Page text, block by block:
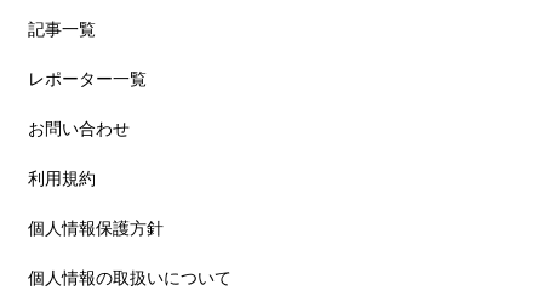
記事一覧
レポーター一覧
お問い合わせ
利用規約
個人情報保護方針
個人情報の取扱いについて